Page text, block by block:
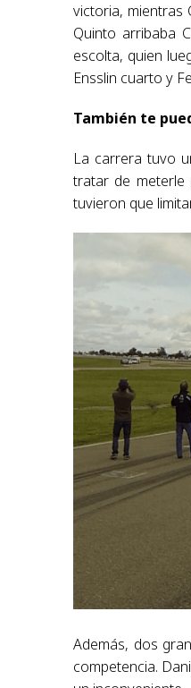
victoria, mientras
Quinto arribaba
escolta, quien
Ensslin cuarto y
También te
La carrera tuvo
tratar de meterle
tuvieron que
Además, dos
competencia.